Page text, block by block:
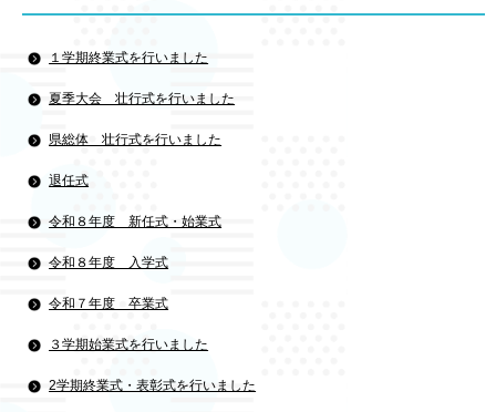
１学期終業式を行いました
夏季大会 壮行式を行いました
県総体 壮行式を行いました
退任式
令和８年度 新任式・始業式
令和８年度 入学式
令和７年度 卒業式
３学期始業式を行いました
2学期終業式・表彰式を行いました